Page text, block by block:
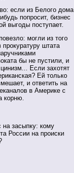
если из Белого дома
попросит, бизнес
выгоды поступает.
могли из того
штата
бы не пустили, и
Если захотят
Ей только
и ответить на
в Америке с
корню.
засыпку: кому
России на происки